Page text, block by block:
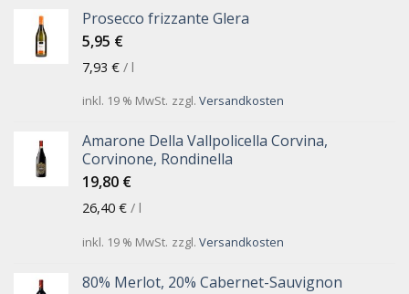
Prosecco frizzante Glera
5,95 €
7,93 € / l
inkl. 19 % MwSt. zzgl. Versandkosten
Amarone Della Vallpolicella Corvina,
Corvinone, Rondinella
19,80 €
26,40 € / l
inkl. 19 % MwSt. zzgl. Versandkosten
80% Merlot, 20% Cabernet-Sauvignon